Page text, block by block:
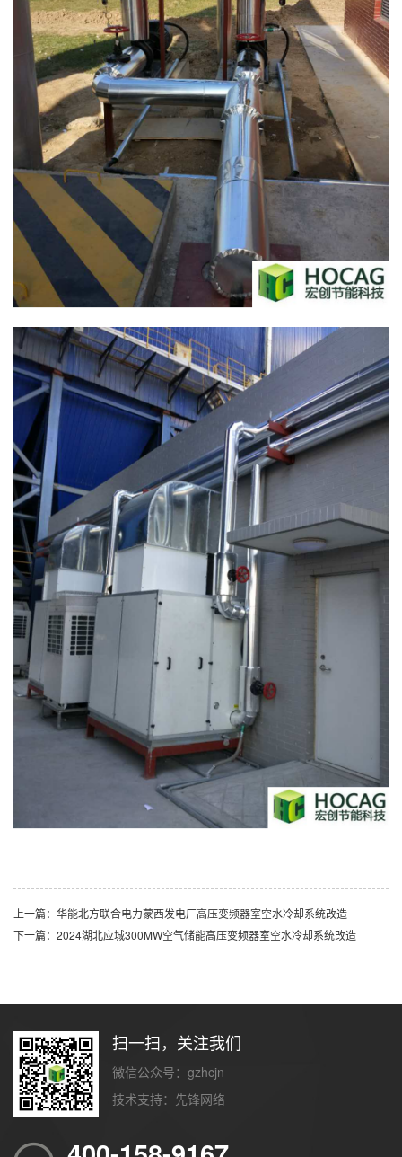
上一篇：华能北方联合电力蒙西发电厂高压变频器室空水冷却系统改造
下一篇：2024湖北应城300MW空气储能高压变频器室空水冷却系统改造
扫一扫，关注我们
微信公众号：gzhcjn
技术支持： 先锋网络